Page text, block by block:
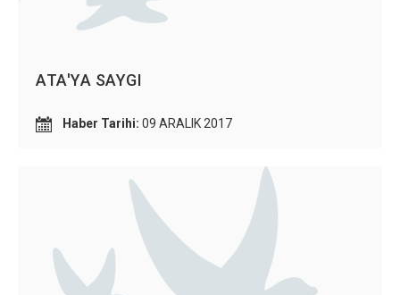
ATA'YA SAYGI
Haber Tarihi: 09 ARALIK 2017